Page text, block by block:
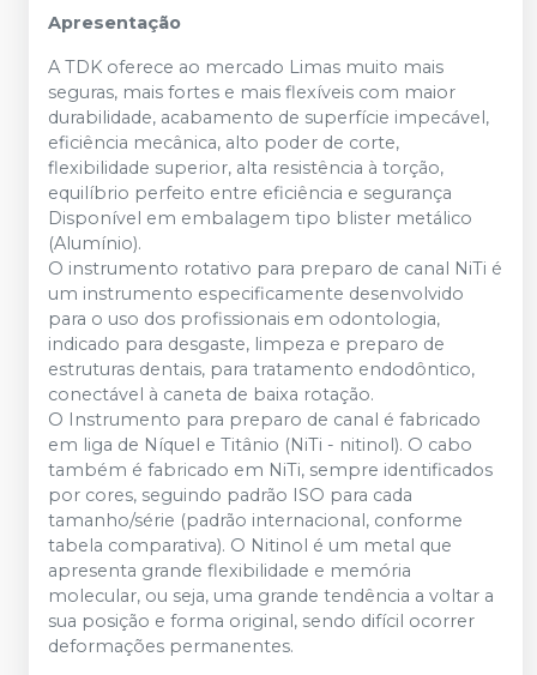
Apresentação
A TDK oferece ao mercado Limas muito mais
seguras, mais fortes e mais flexíveis com maior
durabilidade, acabamento de superfície impecável,
eficiência mecânica, alto poder de corte,
flexibilidade superior, alta resistência à torção,
equilíbrio perfeito entre eficiência e segurança
Disponível em embalagem tipo blister metálico
(Alumínio).
O instrumento rotativo para preparo de canal NiTi é
um instrumento especificamente desenvolvido
para o uso dos profissionais em odontologia,
indicado para desgaste, limpeza e preparo de
estruturas dentais, para tratamento endodôntico,
conectável à caneta de baixa rotação.
O Instrumento para preparo de canal é fabricado
em liga de Níquel e Titânio (NiTi - nitinol). O cabo
também é fabricado em NiTi, sempre identificados
por cores, seguindo padrão ISO para cada
tamanho/série (padrão internacional, conforme
tabela comparativa). O Nitinol é um metal que
apresenta grande flexibilidade e memória
molecular, ou seja, uma grande tendência a voltar a
sua posição e forma original, sendo difícil ocorrer
deformações permanentes.